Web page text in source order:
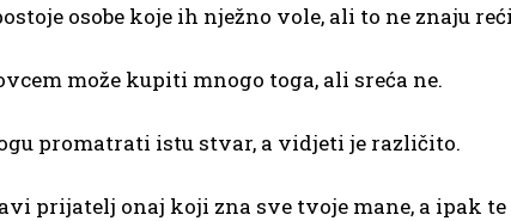
osobe koje ih nježno vole, ali to ne znaju
može kupiti mnogo toga, ali sreća ne.
promatrati istu stvar, a vidjeti je različito.
prijatelj onaj koji zna sve tvoje mane, a ipak